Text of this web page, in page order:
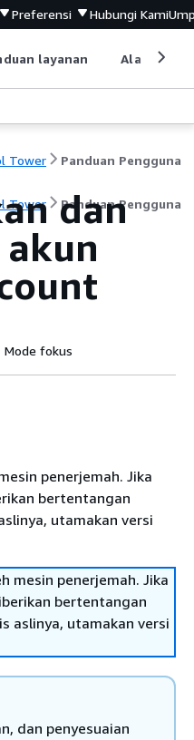
Preferensi Hubungi Kami
layanan Alat
Tower Panduan Pengguna
Tower Panduan Pengguna
dan
Mode fokus
penerjemah. Jika
bertentangan
utamakan versi
mesin penerjemah. Jika
bertentangan
aslinya, utamakan versi
dan penyesuaian